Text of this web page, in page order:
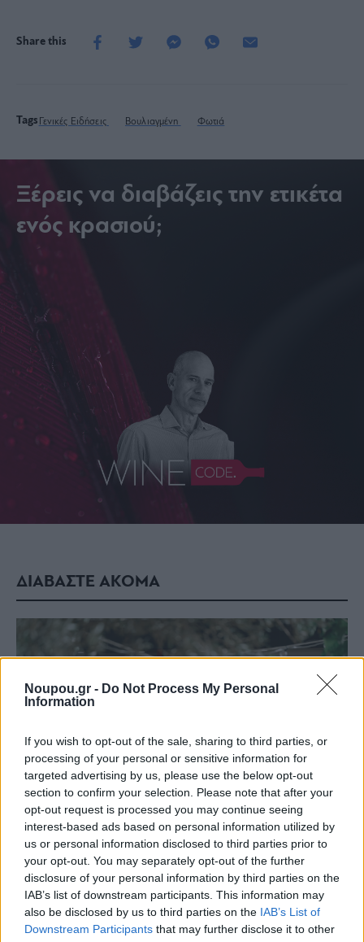
Noupou.gr - Do Not Process My Personal
Information
If you wish to opt-out of the sale, sharing to third parties, or
processing of your personal or sensitive information for
targeted advertising by us, please use the below opt-out
section to confirm your selection. Please note that after your
opt-out request is processed you may continue seeing
interest-based ads based on personal information utilized by
us or personal information disclosed to third parties prior to
your opt-out. You may separately opt-out of the further
disclosure of your personal information by third parties on the
IAB’s list of downstream participants. This information may
also be disclosed by us to third parties on the IAB’s List of
Downstream Participants that may further disclose it to other
Share this
Tags Γενικές Ειδήσεις Βουλιαγμένη Φωτιά
Ξέρεις να διαβάζεις την ετικέτα
ενός κρασιού;
ΔΙΑΒΑΣΤΕ ΑΚΟΜΑ
Staks: Πώς μια cool καντίνα προσγειώθηκε (και
ρίζωσε) σε ένα αθέατο οικόπεδο στην Ανάβυσσο
Από brunch μέχρι δείπνο δίπλα
στο κύμα: Γιατί στο Bolivar πας